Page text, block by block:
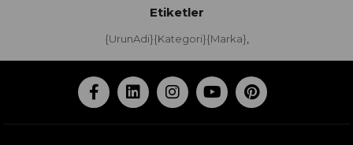
Etiketler
{UrunAdi}{Kategori}{Marka},